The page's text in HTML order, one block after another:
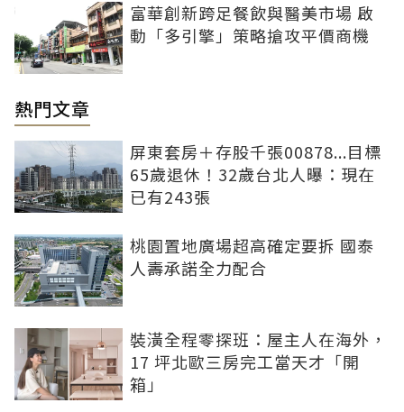
富華創新跨足餐飲與醫美市場 啟
動「多引擎」策略搶攻平價商機
熱門文章
屏東套房＋存股千張00878...目標
65歲退休！32歲台北人曝：現在
已有243張
桃園置地廣場超高確定要拆 國泰
人壽承諾全力配合
裝潢全程零探班：屋主人在海外，
17 坪北歐三房完工當天才「開
箱」